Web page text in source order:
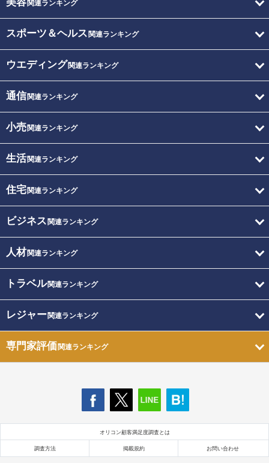
美容関連ランキング
スポーツ＆ヘルス 関連ランキング
ウエディング関連ランキング
通信関連ランキング
小売関連ランキング
生活関連ランキング
住宅関連ランキング
ビジネス 関連ランキング
人材関連ランキング
トラベル関連ランキング
レジャー関連ランキング
専門家評価関連ランキング
オリコン顧客満足度調査とは
調査方法 掲載規約 お問い合わせ